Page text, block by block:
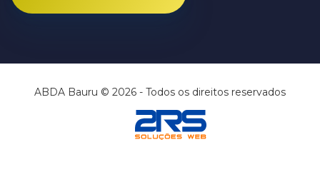
ABDA Bauru © 2026 - Todos os direitos reservados